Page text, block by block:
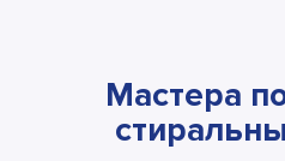
Мастера